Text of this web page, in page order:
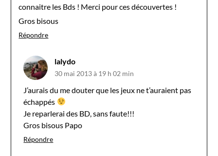
connaitre les Bds ! Merci pour ces découvertes !
Gros bisous
Répondre
lalydo
30 mai 2013 à 19 h 02 min
J’aurais du me douter que les jeux ne t’auraient pas
échappés
Je reparlerai des BD, sans faute!!!
Gros bisous Papo
Répondre